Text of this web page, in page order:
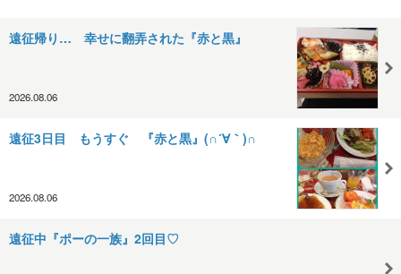
遠征帰り… 幸せに翻弄された『赤と黒』
2026.08.06
遠征3日目 もうすぐ 『赤と黒』(∩´∀｀)∩
2026.08.06
遠征中『ポーの一族』2回目♡